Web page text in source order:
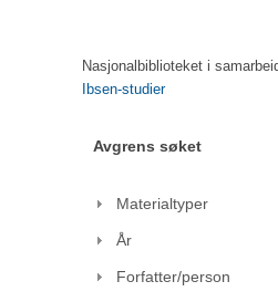
Nasjonalbiblioteket i
Ibsen-studier
Avgrens søket
Materialtyper
År
Forfatter/person